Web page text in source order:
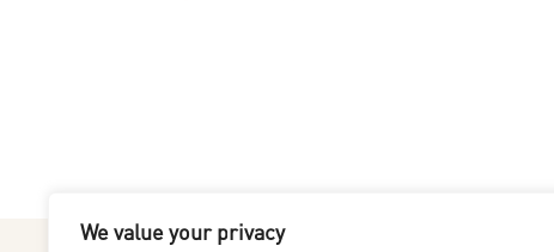
We value your privacy